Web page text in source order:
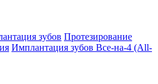
зубов Протезирование
Имплантация зубов Все-на-4 (All-